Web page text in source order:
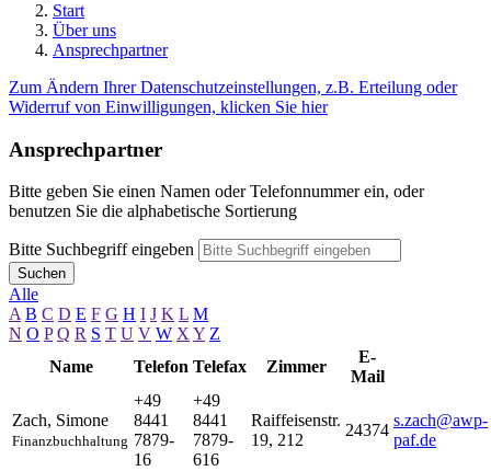
Start
Über uns
Ansprechpartner
Zum Ändern Ihrer Datenschutzeinstellungen, z.B. Erteilung oder
Widerruf von Einwilligungen, klicken Sie hier
Ansprechpartner
Bitte geben Sie einen Namen oder Telefonnummer ein, oder
benutzen Sie die alphabetische Sortierung
Bitte Suchbegriff eingeben
Suchen
Alle
A B C D E F G H I J K L M
N O P Q R S T U V W XY Z
Name
Telefon Telefax Zimmer
E-
Mail
Zach, Simone
Finanzbuchhaltung
+49
8441
7879-
16
+49
8441
7879-
616
Raiffeisenstr.
19, 212
24374
s.zach@awp-
paf.de